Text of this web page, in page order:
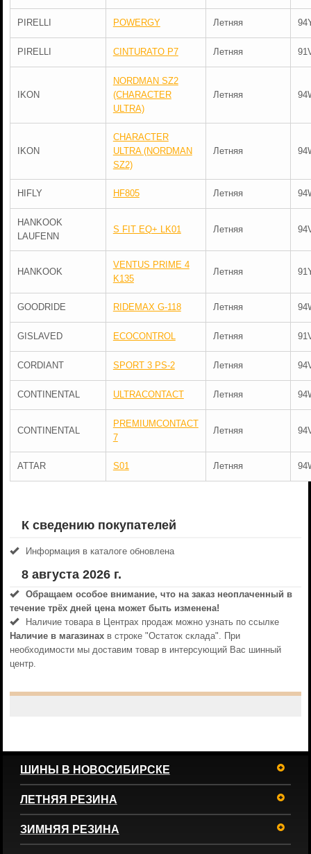
PIRELLI POWERGY Летняя
PIRELLI CINTURATO P7 Летняя
IKON
NORDMAN SZ2
(CHARACTER
ULTRA)
Летняя
IKON
CHARACTER
ULTRA (NORDMAN
SZ2)
Летняя
HIFLY HF805 Летняя
HANKOOK
LAUFENN
S FIT EQ+ LK01 Летняя
HANKOOK
VENTUS PRIME 4
K135
Летняя
GOODRIDE RIDEMAX G-118 Летняя
GISLAVED ECOCONTROL Летняя
CORDIANT SPORT 3 PS-2 Летняя
CONTINENTAL ULTRACONTACT Летняя
CONTINENTAL
PREMIUMCONTACT
7
Летняя
ATTAR S01 Летняя
К сведению покупателей
Информация в каталоге обновлена
8 августа 2026 г.
Обращаем особое внимание, что на заказ неоплаченный в
течениe трёх дней цена может быть изменена!
Наличие товара в Центрах продаж можно узнать по ссылке
Наличие в магазинахв строке "Остаток склада". При
необходимости мы доставим товар в интерсующий Вас шинный
центр.
ШИНЫ В НОВОСИБИРСКЕ
ЛЕТНЯЯ РЕЗИНА
ЗИМНЯЯ РЕЗИНА